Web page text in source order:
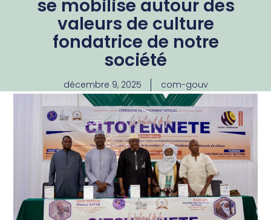
se mobilise autour des
valeurs de culture
fondatrice de notre
société
décembre 9, 2025 com-gouv